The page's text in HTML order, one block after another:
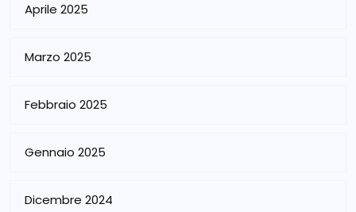
Aprile 2025
Marzo 2025
Febbraio 2025
Gennaio 2025
Dicembre 2024